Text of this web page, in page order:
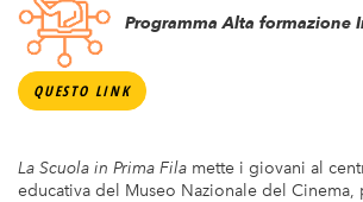
Insegnanti
Calendario
Programma Alta formazione
QUESTO LINK
La Scuola in Prima Fila mette i giovani al
educativa del Museo Nazionale del Cinema,